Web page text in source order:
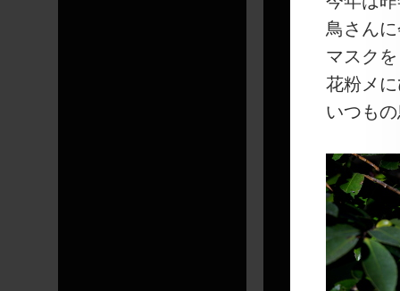
鳥さん
マスク
花粉メ
いつも